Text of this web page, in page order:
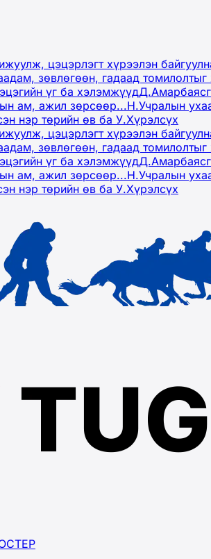
цэцэрлэгт хүрээлэн
зөвлөгөөн, гадаад томилолтыг
үг ба хэлэмжүүд
ам, ажил зөрсөөр...Н.Учралын
нэр төрийн өв ба У.Хүрэлсүх
цэцэрлэгт хүрээлэн
зөвлөгөөн, гадаад томилолтыг
үг ба хэлэмжүүд
ам, ажил зөрсөөр...Н.Учралын
нэр төрийн өв ба У.Хүрэлсүх